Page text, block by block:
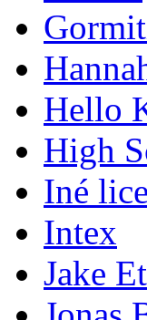
Hello
High
Iné
Intex
Jake